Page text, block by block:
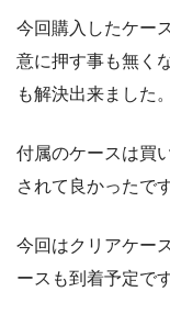
今回購入したケー
意に押す事も無く
も解決出来ました。
付属のケースは買
されて良かったです
今回はクリアケー
ースも到着予定で